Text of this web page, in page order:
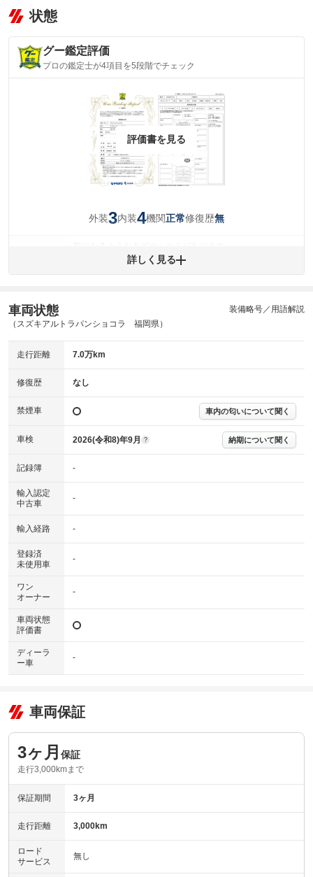
状態
グー鑑定評価
プロの鑑定士が4項目を5段階でチェック
評価書を見る
外装3内装4機関正常修復歴無
キズ・へこみについて問い合わせる
機関 主要機関に不具合はありません。
※グー鑑定は保証サービスではございません。購入時は必ず現車をご確認
下さい。
※実際にお渡しするコンディションチェックシートにつきましては、形式
および表示項目が異なる場合がございます。
す。車両情報等の詳細は各販売店へお問い合わせ下さい。
詳しく見る
車両状態
（スズキアルトラパンショコラ 福岡県）
装備略号／用語解説
走行距離 7.0万km
修復歴 なし
禁煙車 車内の匂いについて聞く
車検 2026(令和8)年9月 ? 納期について聞く
記録簿 -
輸入認定
中古車
-
輸入経路 -
登録済
未使用車
-
ワン
オーナー
-
車両状態
評価書
ディーラ
ー車
-
車両保証
3ヶ月 保証
走行3,000kmまで
保証期間 3ヶ月
走行距離 3,000km
ロード
サービス
無し